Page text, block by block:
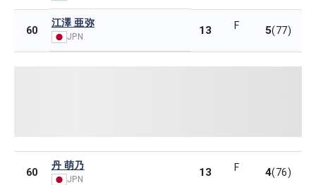
60
江澤 亜弥
JPN 13 F 5(77)
60
丹 萌乃
JPN
13 F 4(76)